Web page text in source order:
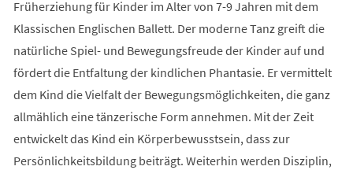
Früherziehung für Kinder im Alter von 7-9 Jahren mit dem
Klassischen Englischen Ballett. Der moderne Tanz greift die
natürliche Spiel- und Bewegungsfreude der Kinder auf und
fördert die Entfaltung der kindlichen Phantasie. Er vermittelt
dem Kind die Vielfalt der Bewegungsmöglichkeiten, die ganz
allmählich eine tänzerische Form annehmen. Mit der Zeit
entwickelt das Kind ein Körperbewusstsein, dass zur
Persönlichkeitsbildung beiträgt. Weiterhin werden Disziplin,